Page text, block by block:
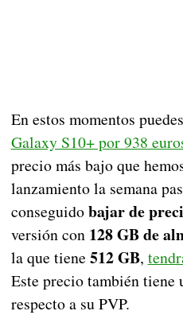
En estos momentos puedes
Galaxy S10+ por 938
precio más bajo que
lanzamiento la semana
conseguidobajar de
versión con 128 GB de
la que tiene 512 GB,
Este precio también tiene
respecto a su PVP.